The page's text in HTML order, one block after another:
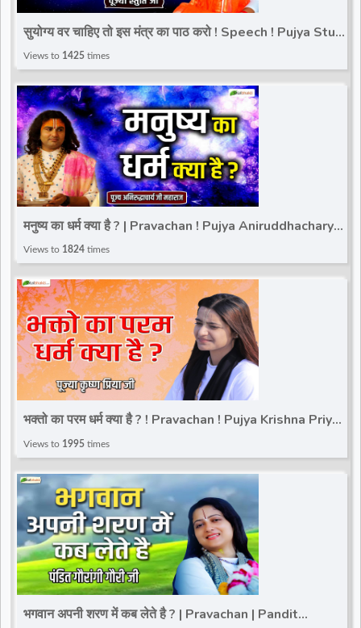
सुयोग्य वर चाहिए तो इस मंत्र का पाठ करो ! Speech ! Pujya Stuti
Ji
Views to 1425 times
मनुष्य का धर्म क्या है ? | Pravachan ! Pujya Aniruddhacharya
Ji Maharaj
Views to 1824 times
भक्तो का परम धर्म क्या है ? ! Pravachan ! Pujya Krishna Priya
Ji
Views to 1995 times
भगवान अपनी शरण में कब लेते है ? | Pravachan | Pandit